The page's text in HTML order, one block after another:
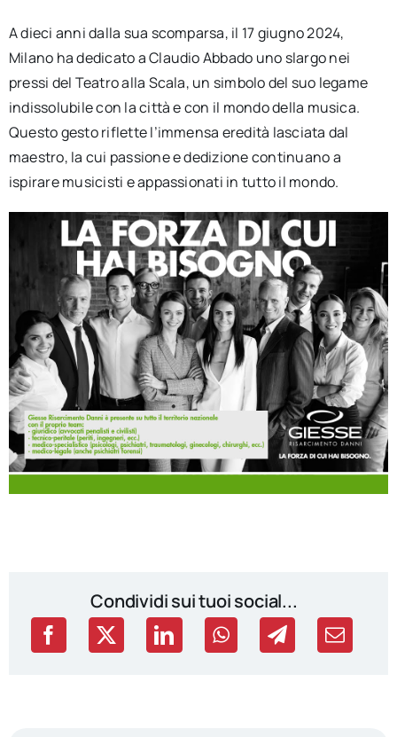
A dieci anni dalla sua scomparsa, il 17 giugno 2024,
Milano ha dedicato a Claudio Abbado uno slargo nei
pressi del Teatro alla Scala, un simbolo del suo legame
indissolubile con la città e con il mondo della musica.
Questo gesto riflette l’immensa eredità lasciata dal
maestro, la cui passione e dedizione continuano a
ispirare musicisti e appassionati in tutto il mondo.
Condividi sui tuoi social...